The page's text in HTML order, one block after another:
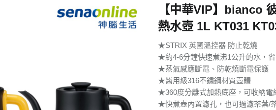
【中華VIP】bianco
熱水壺 1L KT031
★STRIX 英國溫控器 防止乾燒
★約4-6分鐘快速煮沸1公升的水，
★蒸氣感應斷電、防乾燒斷電保護
★醫用級316不鏽鋼材質壺體
★360度分離式加熱底座，可收納電
★快煮壺內置濾孔，也可過濾茶葉/